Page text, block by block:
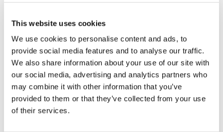
This website uses cookies
We use cookies to personalise content and ads, to
provide social media features and to analyse our traffic.
We also share information about your use of our site with
our social media, advertising and analytics partners who
may combine it with other information that you’ve
provided to them or that they’ve collected from your use
of their services.
01/ 04/2024Pod­Be­an fea­turesNiki de Schry­ver,
CEOofCOSH!, in one of their‘Lea­ders in sus­
taina­bi­li­ty’ episodes
15/04/2024 Fashion United Bel­gi­umCOSH!
expands its net­work in Hasselt
21 /04/2024